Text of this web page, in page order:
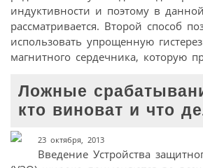
индуктивности и поэтому в
рассматривается. Второй способ
использовать упрощенную
магнитного сердечника, которую
Ложные
кто виноват и что
23 октября, 2013
Введение Устройства